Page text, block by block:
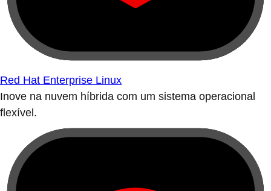
Red Hat Enterprise Linux
Inove na nuvem híbrida com um sistema operacional
flexível.